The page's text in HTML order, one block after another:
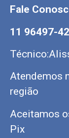
Fale
11 96497-
Atendemos
região
Aceitamos
Pix